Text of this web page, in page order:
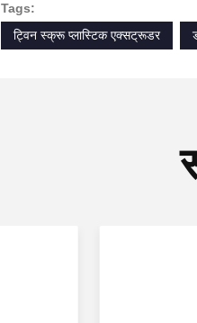
Tags:
ट्विन स्क्रू प्लास्टिक एक्सट्रूडर